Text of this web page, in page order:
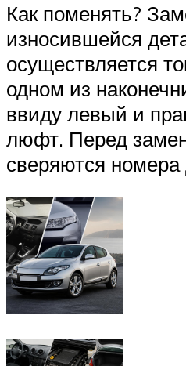
Как поменять?
износившейся
осуществляется
одном из
ввиду левый и
люфт. Перед
сверяются номера